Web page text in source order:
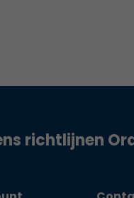
richtlijnen